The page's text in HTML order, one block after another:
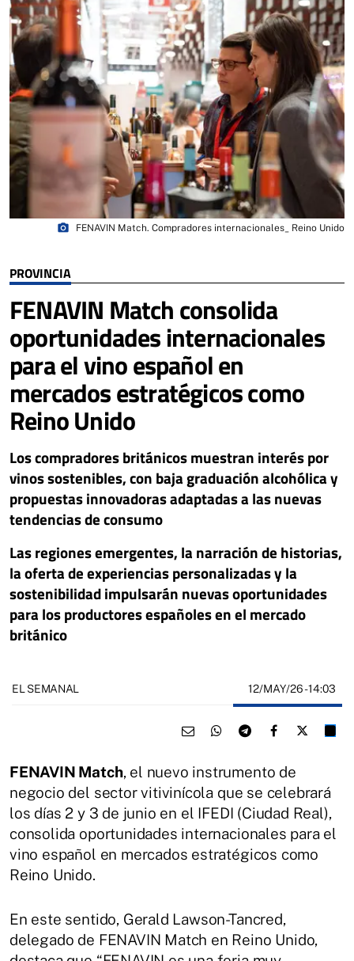
PROVINCIA
FENAVIN Match consolida
oportunidades internacionales
para el vino español en
mercados estratégicos como
Reino Unido
Los compradores británicos muestran interés por
vinos sostenibles, con baja graduación alcohólica y
propuestas innovadoras adaptadas a las nuevas
tendencias de consumo
Las regiones emergentes, la narración de historias,
la oferta de experiencias personalizadas y la
sostenibilidad impulsarán nuevas oportunidades
para los productores españoles en el mercado
británico
photo_camera FENAVIN Match. Compradores internacionales_ Reino Unido
EL SEMANAL 12/MAY/26- 14:03
FENAVIN Match, el nuevo instrumento de
negocio del sector vitivinícola que se celebrará
los días 2 y 3 de junio en el IFEDI (Ciudad Real),
consolida oportunidades internacionales para el
vino español en mercados estratégicos como
Reino Unido.
En este sentido, Gerald Lawson-Tancred,
delegado de FENAVIN Match en Reino Unido,